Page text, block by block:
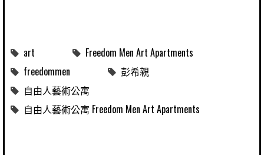
art
Freedom Men Art Apartments
freedommen
彭希親
自由人藝術公寓
自由人藝術公寓 Freedom Men Art Apartments